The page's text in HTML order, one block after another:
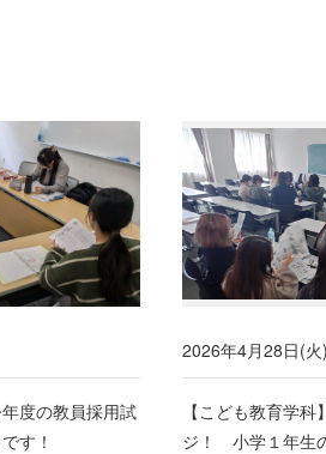
度の教員採用試
す！
2026年4月28日(火)
【こども教育学
ジ！ 小学１年生